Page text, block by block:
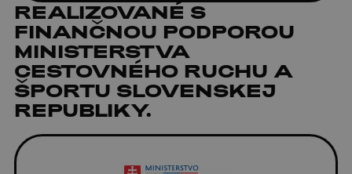
REALIZOVANÉ S
FINANČNOU PODPOROU
MINISTERSTVA
CESTOVNÉHO RUCHU A
ŠPORTU SLOVENSKEJ
REPUBLIKY.